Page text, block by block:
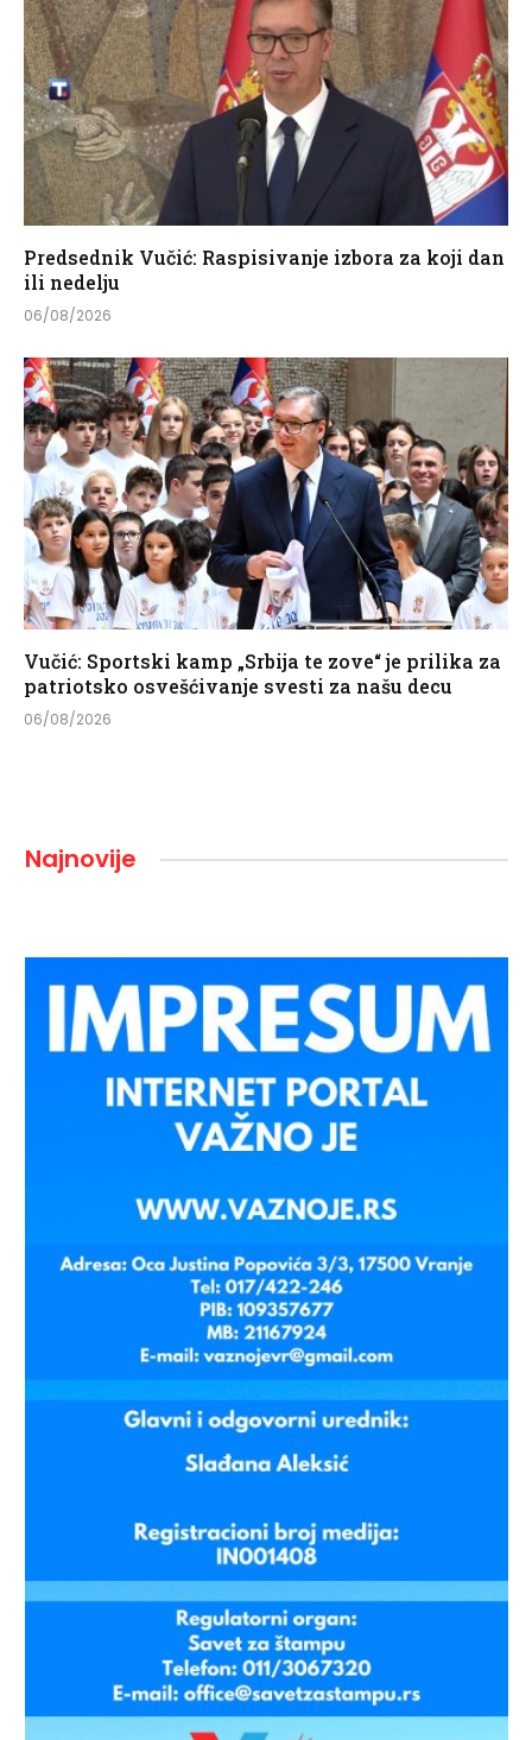
Predsednik Vučić: Raspisivanje izbora za koji dan
ili nedelju
06/08/2026
Vučić: Sportski kamp „Srbija te zove“ je prilika za
patriotsko osvešćivanje svesti za našu decu
06/08/2026
Najnovije